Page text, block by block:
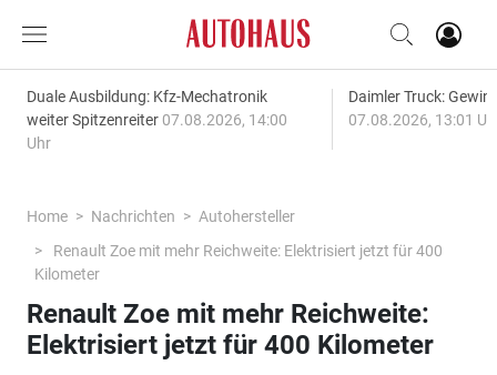
Duale Ausbildung: Kfz-Mechatronik
weiter Spitzenreiter 07.08.2026, 14:00
Uhr
Daimler Truck:
07.08.2026, 13:01
Home Nachrichten
Autohersteller
Renault Zoe mit mehr Reichweite: Elektrisiert jetzt für 400
Kilometer
Renault Zoe mit mehr Reichweite:
Elektrisiert jetzt für 400 Kilometer